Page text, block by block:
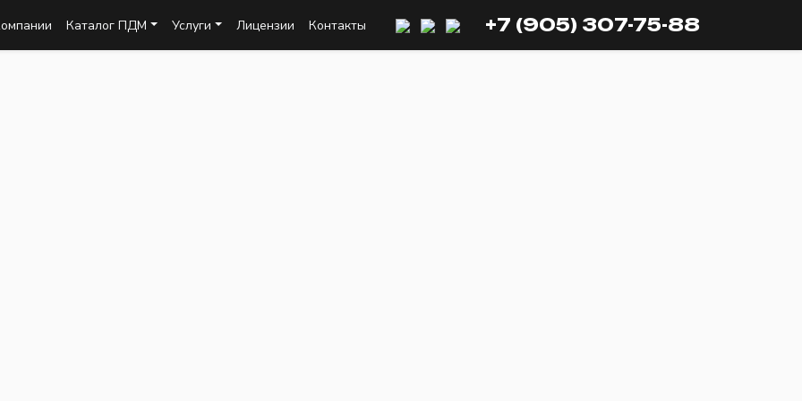
Каталог ПДМ Услуги Лицензии Контакты +7 (905) 307-75-88